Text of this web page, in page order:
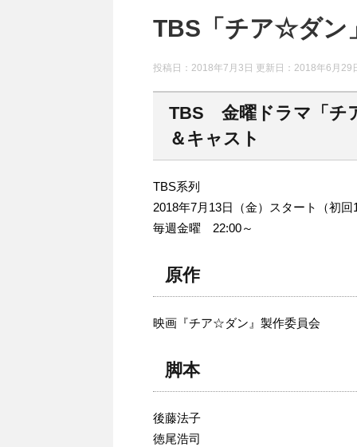
TBS「チア☆ダン
投稿日：2018年7月3日 更新日： 2018年6月29
TBS 金曜ドラマ「チ
＆キャスト
TBS系列
2018年7月13日（金）スタート（初回
毎週金曜 22:00～
原作
映画『チア☆ダン』製作委員会
脚本
後藤法子
徳尾浩司